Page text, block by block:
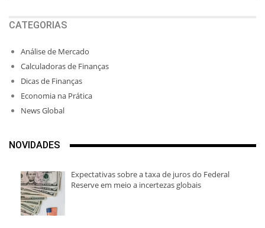
CATEGORIAS
Análise de Mercado
Calculadoras de Finanças
Dicas de Finanças
Economia na Prática
News Global
NOVIDADES
Expectativas sobre a taxa de juros do Federal
Reserve em meio a incertezas globais